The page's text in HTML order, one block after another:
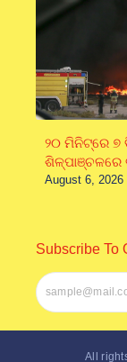
୨୦ ମିନିଟ୍‌ରେ ୭
August 6, 2026
Subscribe To
All